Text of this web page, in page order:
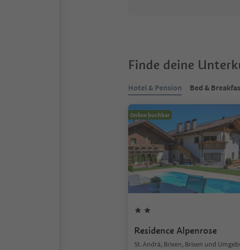
Finde deine
Hotel & Pension Bed &
Online buchbar
Residence Alpenrose
St. Andrä, Brixen, Brixen und